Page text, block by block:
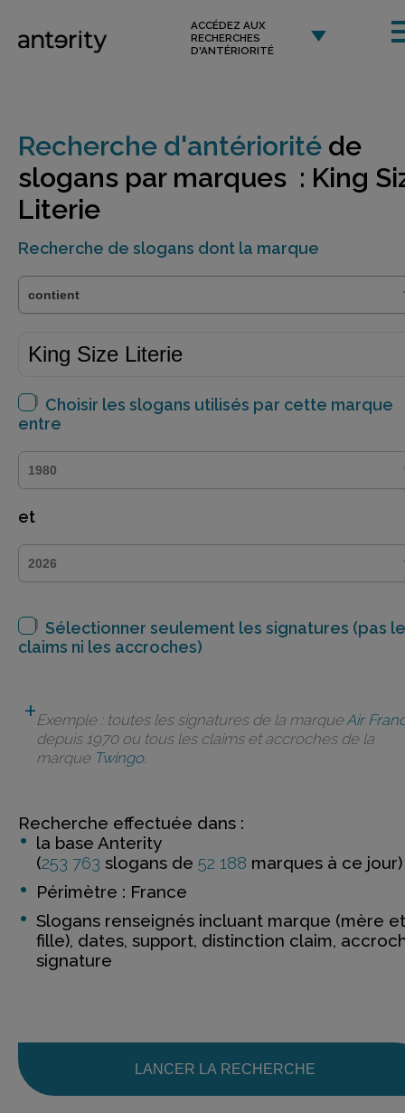
ACCÉDEZ AUX
RECHERCHES
D'ANTÉRIORITÉ
Recherche d'antériorité de
slogans par marques : King
Literie
Recherche de slogans dont la marque
Choisir les slogans utilisés par cette marque
entre
et
Sélectionner seulement les signatures (pas
claims ni les accroches)
Exemple : toutes les signatures de la marqueAir
depuis 1970 ou tous les claims et accroches de la
marque Twingo.
Recherche effectuée dans :
la base Anterity
(253 763 slogans de 52 188 marques à ce jour)
Périmètre : France
Slogans renseignés incluant marque (mère et
fille), dates, support, distinction claim,
signature
LANCER LA RECHERCHE